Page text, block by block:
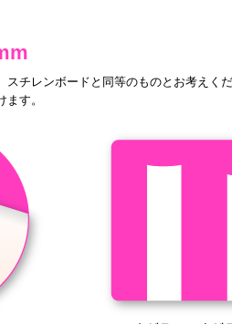
チレンボードと同等のものとお考えくだ
す。